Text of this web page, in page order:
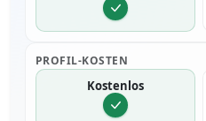
PROFIL-KOSTEN
Kostenlos